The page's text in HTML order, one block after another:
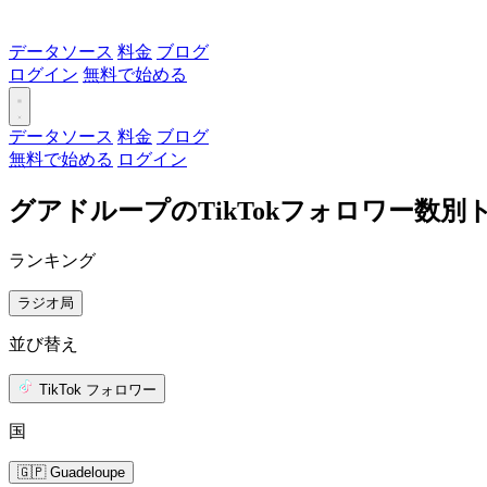
データソース 料金 ブログ
ログイン 無料で始める
データソース 料金 ブログ
無料で始める ログイン
グアドループのTikTokフォロワー数別
ランキング
ラジオ局
並び替え
TikTok フォロワー
国
🇬🇵 Guadeloupe